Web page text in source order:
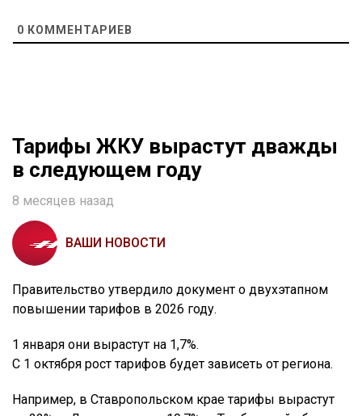
0 КОММЕНТАРИЕВ
Тарифы ЖКУ вырастут дважды
в следующем году
8 месяцев назад
ВАШИ НОВОСТИ
Правительство утвердило документ о двухэтапном
повышении тарифов в 2026 году.
1 января они вырастут на 1,7%.
С 1 октября рост тарифов будет зависеть от региона.
Например, в Ставропольском крае тарифы вырастут